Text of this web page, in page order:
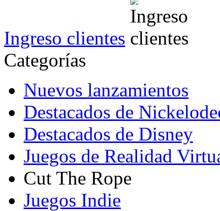
Ingreso clientes
Categorías
Nuevos lanzamientos
Destacados de
Destacados de Disney
Juegos de Realidad
Cut The Rope
Juegos Indie